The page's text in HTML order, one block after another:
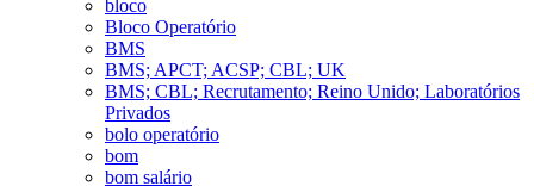
bloco
Bloco Operatório
BMS
BMS; APCT; ACSP; CBL; UK
BMS; CBL; Recrutamento; Reino Unido; Laboratórios
Privados
bolo operatório
bom
bom salário